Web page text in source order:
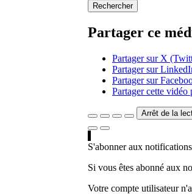
Rechercher
Partager ce
Partager sur X
Partager sur
Partager sur
Partager cette vidéo
Arrêt de la
S'abonner aux notifications
Si vous êtes abonné aux
Votre compte utilisateur